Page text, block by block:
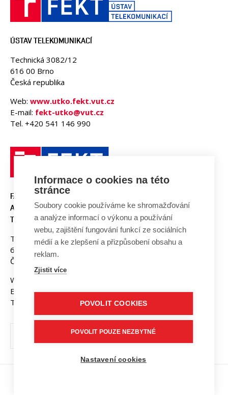
ÚSTAV TELEKOMUNIKACÍ
Technická 3082/12
616 00 Brno
Česká republika
Web: www.utko.fekt.vut.cz
E-mail: fekt-utko@vut.cz
Tel. +420 541 146 990
FAKULTA ELEKTROTECHNIKY
A KOMUNIKAČNÍCH
TECHNOLOGIÍ, VUT V BRNĚ
Technická 3058/10
616 00 Brno
Česká republika
Web:
E-mail:fekt-info@vut.cz
Tel: +420 541 141 111
Informace o cookies na této
stránce
Soubory cookie používáme ke shromažďování
a analýze informací o výkonu a používání
webu, zajištění fungování funkcí ze sociálních
médií a ke zlepšení a přizpůsobení obsahu a
reklam.
Zjistit více
POVOLIT COOKIES
POVOLIT POUZE NEZBYTNÉ
Nastavení cookies